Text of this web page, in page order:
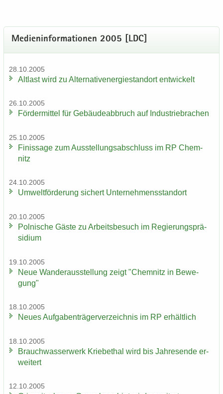
Me­di­en­in­for­ma­tio­nen 2005 [LDC]
28.10.2005
Alt­last wird zu Al­ter­na­tiv­ener­gie­stand­ort ent­wi­ckelt
26.10.2005
För­der­mit­tel für Ge­bäu­de­ab­bruch auf In­dus­trie­bra­chen
25.10.2005
Fi­nis­sa­ge zum Aus­stel­lungs­ab­schluss im RP Chem­
nitz
24.10.2005
Um­welt­för­de­rung si­chert Un­ter­neh­mens­stand­ort
20.10.2005
Pol­ni­sche Gäste zu Ar­beits­be­such im Re­gie­rungs­prä­
si­di­um
19.10.2005
Neue Wan­der­aus­stel­lung zeigt "Chem­nitz in Be­we­
gung"
18.10.2005
Neues Auf­ga­ben­trä­ger­ver­zeich­nis im RP er­hält­lich
18.10.2005
Brauch­was­ser­werk Krie­be­thal wird bis Jah­res­en­de er­
wei­tert
12.10.2005